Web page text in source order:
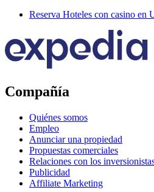
Reserva Hoteles con casino en
Compañía
Quiénes somos
Empleo
Anunciar una propiedad
Propuestas comerciales
Relaciones con los
Publicidad
Affiliate Marketing